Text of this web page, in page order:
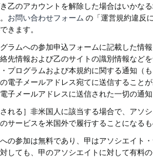
乙のアカウントを解除した場合はいかな
お問い合わせフォーム の「運営規約違反
きます。
ラムへの参加申込フォームに記載した情
先情報および乙のサイトの識別情報など
プログラムおよび本規約に関する通知（
電子メールアドレス宛てに送信すること
子メールアドレスに送信された一切の通
れる］非米国人に該当する場合で、アソ
サービスを米国外で履行することになる
の参加は無料であり、甲はアソシエイト
しても、甲のアソシエイトに対して有料